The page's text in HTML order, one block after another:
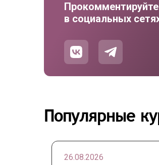
Прокомментируйте
в социальных
Популярные
26.08.2026